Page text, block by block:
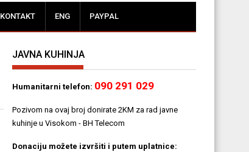
KONTAKT ENG PAYPAL
JAVNA KUHINJA
Humanitarni telefon: 090 291 029
Pozivom na ovaj broj donirate 2KM za rad javne
kuhinje u Visokom - BH Telecom
Donaciju možete izvršiti i putem uplatnice: